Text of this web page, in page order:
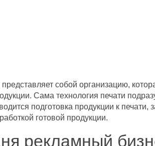
собой организацию,
Сама технология печати
подготовка продукции к
готовой продукции.
рекламный